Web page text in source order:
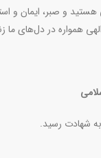
هستید و صبر، ایمان
همواره در دل‌های ما